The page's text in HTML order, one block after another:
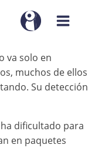
va solo en
muchos de ellos
Su detección
dificultado para
en paquetes